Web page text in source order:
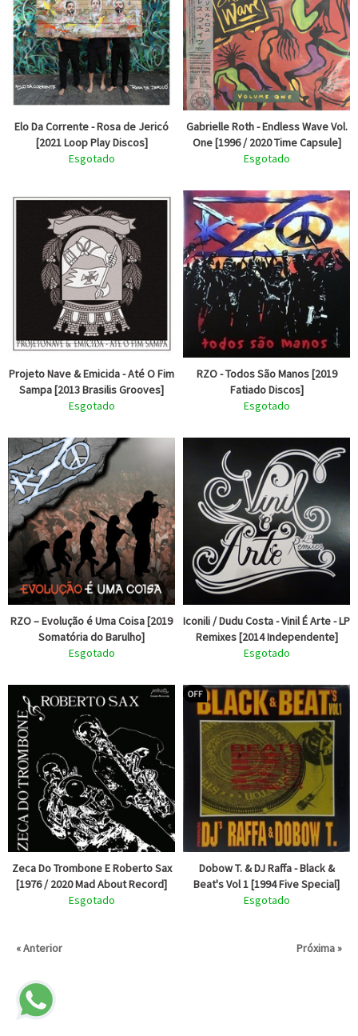
Elo Da Corrente - Rosa de Jericó
[2021 Loop Play Discos]
Esgotado
Gabrielle Roth - Endless Wave Vol.
One [1996 / 2020 Time Capsule]
Esgotado
Projeto Nave & Emicida - Até O Fim
Sampa [2013 Brasilis Grooves]
Esgotado
RZO - Todos São Manos [2019
Fatiado Discos]
Esgotado
RZO ‎– Evolução é Uma Coisa [2019
Somatória do Barulho]
Esgotado
Iconili / Dudu Costa - Vinil É Arte - LP
Remixes [2014 Independente]
Esgotado
Zeca Do Trombone E Roberto Sax
[1976 / 2020 Mad About Record]
Esgotado
Dobow T. & DJ Raffa - Black &
Beat's Vol 1 [1994 Five Special]
Esgotado
« Anterior Próxima »